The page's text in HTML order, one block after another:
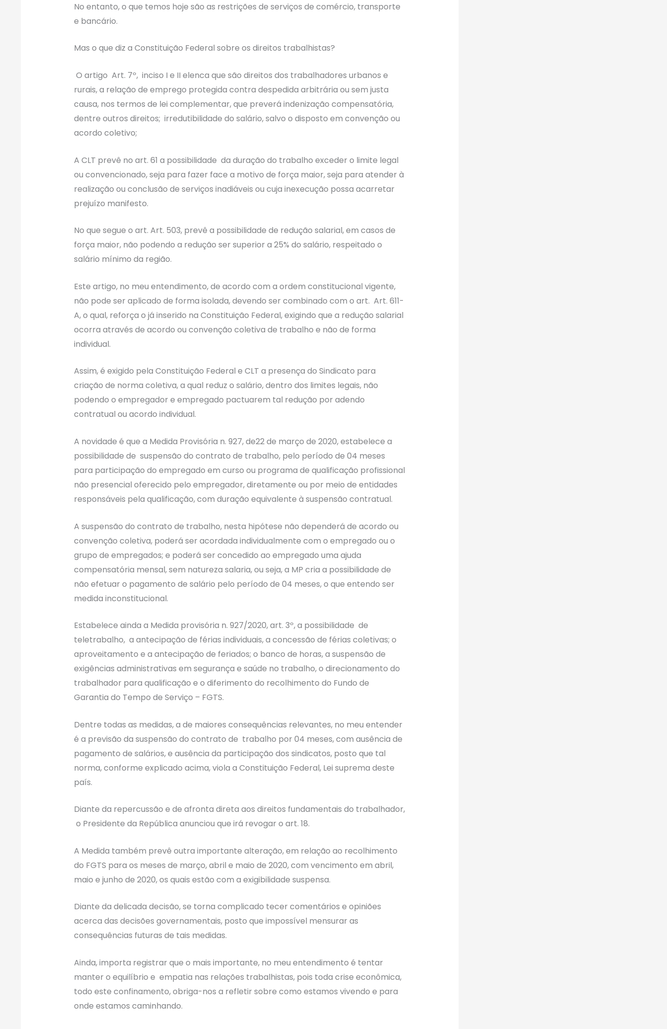
No entanto, o que temos hoje são as restrições de serviços de comércio, transporte
e bancário.
Mas o que diz a Constituição Federal sobre os direitos trabalhistas?
O artigo Art. 7º, inciso I e II elenca que são direitos dos trabalhadores urbanos e
rurais, a relação de emprego protegida contra despedida arbitrária ou sem justa
causa, nos termos de lei complementar, que preverá indenização compensatória,
dentre outros direitos; irredutibilidade do salário, salvo o disposto em convenção ou
acordo coletivo;
A CLT prevê no art. 61 a possibilidade da duração do trabalho exceder o limite legal
ou convencionado, seja para fazer face a motivo de força maior, seja para atender à
realização ou conclusão de serviços inadiáveis ou cuja inexecução possa acarretar
prejuízo manifesto.
No que segue o art. Art. 503, prevê a possibilidade de redução salarial, em casos de
força maior, não podendo a redução ser superior a 25% do salário, respeitado o
salário mínimo da região.
Este artigo, no meu entendimento, de acordo com a ordem constitucional vigente,
não pode ser aplicado de forma isolada, devendo ser combinado com o art. Art. 611-
A, o qual, reforça o já inserido na Constituição Federal, exigindo que a redução salarial
ocorra através de acordo ou convenção coletiva de trabalho e não de forma
individual.
Assim, é exigido pela Constituição Federal e CLT a presença do Sindicato para
criação de norma coletiva, a qual reduz o salário, dentro dos limites legais, não
podendo o empregador e empregado pactuarem tal redução por adendo
contratual ou acordo individual.
A novidade é que a Medida Provisória n. 927, de22 de março de 2020, estabelece a
possibilidade de suspensão do contrato de trabalho, pelo período de 04 meses
para participação do empregado em curso ou programa de qualificação profissional
não presencial oferecido pelo empregador, diretamente ou por meio de entidades
responsáveis pela qualificação, com duração equivalente à suspensão contratual.
A suspensão do contrato de trabalho, nesta hipótese não dependerá de acordo ou
convenção coletiva, poderá ser acordada individualmente com o empregado ou o
grupo de empregados; e poderá ser concedido ao empregado uma ajuda
compensatória mensal, sem natureza salaria, ou seja, a MP cria a possibilidade de
não efetuar o pagamento de salário pelo período de 04 meses, o que entendo ser
medida inconstitucional.
Estabelece ainda a Medida provisória n. 927/2020, art. 3º, a possibilidade de
teletrabalho, a antecipação de férias individuais, a concessão de férias coletivas; o
aproveitamento e a antecipação de feriados; o banco de horas, a suspensão de
exigências administrativas em segurança e saúde no trabalho, o direcionamento do
trabalhador para qualificação e o diferimento do recolhimento do Fundo de
Garantia do Tempo de Serviço – FGTS.
Dentre todas as medidas, a de maiores consequências relevantes, no meu entender
é a previsão da suspensão do contrato de trabalho por 04 meses, com ausência de
pagamento de salários, e ausência da participação dos sindicatos, posto que tal
norma, conforme explicado acima, viola a Constituição Federal, Lei suprema deste
país.
Diante da repercussão e de afronta direta aos direitos fundamentais do trabalhador,
o Presidente da República anunciou que irá revogar o art. 18.
A Medida também prevê outra importante alteração, em relação ao recolhimento
do FGTS para os meses de março, abril e maio de 2020, com vencimento em abril,
maio e junho de 2020, os quais estão com a exigibilidade suspensa.
Diante da delicada decisão, se torna complicado tecer comentários e opiniões
acerca das decisões governamentais, posto que impossível mensurar as
consequências futuras de tais medidas.
Ainda, importa registrar que o mais importante, no meu entendimento é tentar
manter o equilíbrio e empatia nas relações trabalhistas, pois toda crise econômica,
todo este confinamento, obriga-nos a refletir sobre como estamos vivendo e para
onde estamos caminhando.